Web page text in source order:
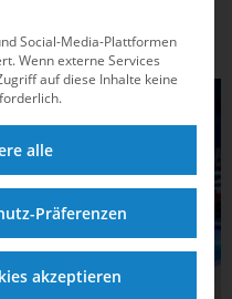
Social-Media-Plattformen
Wenn externe Services
auf diese Inhalte keine
alle
Präferenzen
akzeptieren